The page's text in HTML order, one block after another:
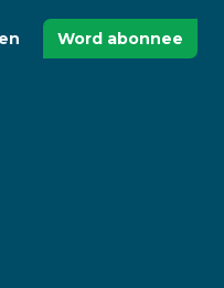
Word abonnee